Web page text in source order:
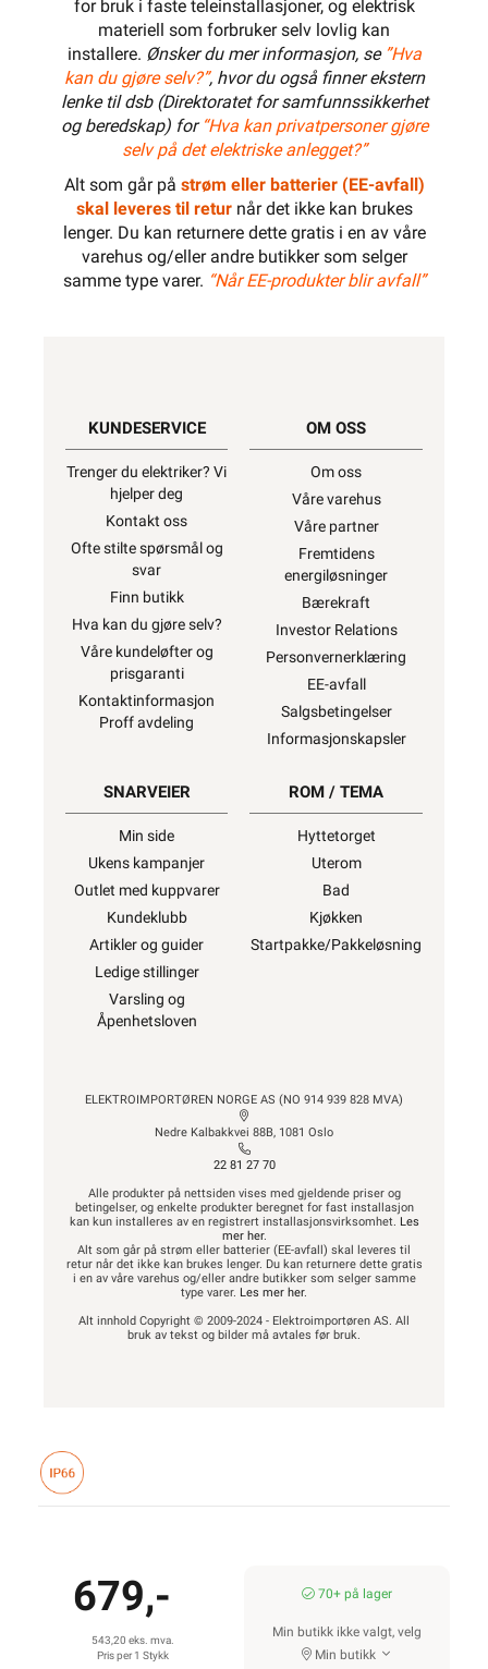
for bruk i faste teleinstallasjoner, og elektrisk
materiell som forbruker selv lovlig kan
installere. Ønsker du mer informasjon, se ”Hva
kan du gjøre selv?”, hvor du også finner ekstern
lenke til dsb (Direktoratet for samfunnssikkerhet
og beredskap) for “Hva kan privatpersoner gjøre
selv på det elektriske anlegget?”
Alt som går på strøm eller batterier (EE-avfall)
skal leveres til returnår det ikke kan brukes
lenger. Du kan returnere dette gratis i en av våre
varehus og/eller andre butikker som selger
samme type varer. “Når EE-produkter blir avfall”
KUNDESERVICE
Trenger du elektriker? Vi
hjelper deg
Kontakt oss
Ofte stilte spørsmål og
svar
Finn butikk
Hva kan du gjøre selv?
Våre kundeløfter og
prisgaranti
Kontaktinformasjon
Proff avdeling
OM OSS
Om oss
Våre varehus
Våre partner
Fremtidens
energiløsninger
Bærekraft
Investor Relations
Personvernerklæring
EE-avfall
Salgsbetingelser
Informasjonskapsler
SNARVEIER
Min side
Ukens kampanjer
Outlet med kuppvarer
Kundeklubb
Artikler og guider
Ledige stillinger
Varsling og
Åpenhetsloven
ROM / TEMA
Hyttetorget
Uterom
Bad
Kjøkken
Startpakke/Pakkeløsning
ELEKTROIMPORTØREN NORGE AS (NO 914 939 828 MVA)
Nedre Kalbakkvei 88B, 1081 Oslo
22 81 27 70
Alle produkter på nettsiden vises med gjeldende priser og
betingelser, og enkelte produkter beregnet for fast installasjon
kan kun installeres av en registrert installasjonsvirksomhet. Les
mer her.
Alt som går på strøm eller batterier (EE-avfall) skal leveres til
retur når det ikke kan brukes lenger. Du kan returnere dette gratis
i en av våre varehus og/eller andre butikker som selger samme
type varer. Les mer her.
Alt innhold Copyright © 2009-2024 - Elektroimportøren AS. All
bruk av tekst og bilder må avtales før bruk.
679,-
543,20 eks. mva.
Pris per 1 Stykk
70+ på lager
Min butikk ikke valgt, velg
Min butikk